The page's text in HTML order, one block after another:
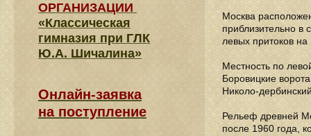
Москва
приблизительно в
левых притоков
Местность по
Боровицкие
Николо-
Рельеф древней
после 1960 года,
ОРГАНИЗАЦИИ
«Классическая
гимназия при ГЛК
Ю.А. Шичалина»
Онлайн-заявка
на поступление